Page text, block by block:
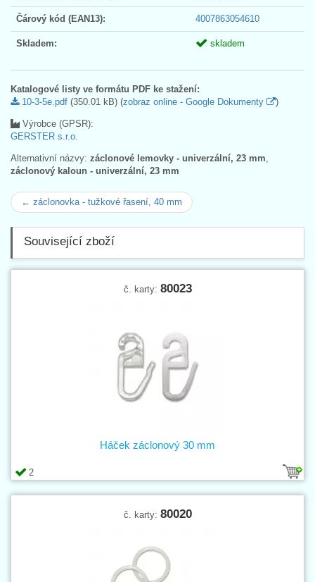
Čárový kód (EAN13): 4007863054610
Skladem: skladem
Katalogové listy ve formátu PDF ke stažení:
10-3-5e.pdf (350.01 kB) (zobraz online - Google Dokumenty )
Výrobce (GPSR):
GERSTER s.r.o.
Alternativní názvy: záclonové lemovky - univerzální, 23 mm
záclonový kaloun - univerzální, 23 mm
← záclonovka - tužkové řasení, 40 mm
Související zboží
č. karty: 80023
2
Háček záclonový 30 mm
č. karty: 80020